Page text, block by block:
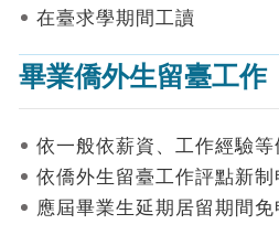
請
進
詢
見
在臺求學期間工讀
畢業僑外生留臺工作
依一般依薪資、工作經驗等
依僑外生留臺工作評點新制
應屆畢業生延期居留期間